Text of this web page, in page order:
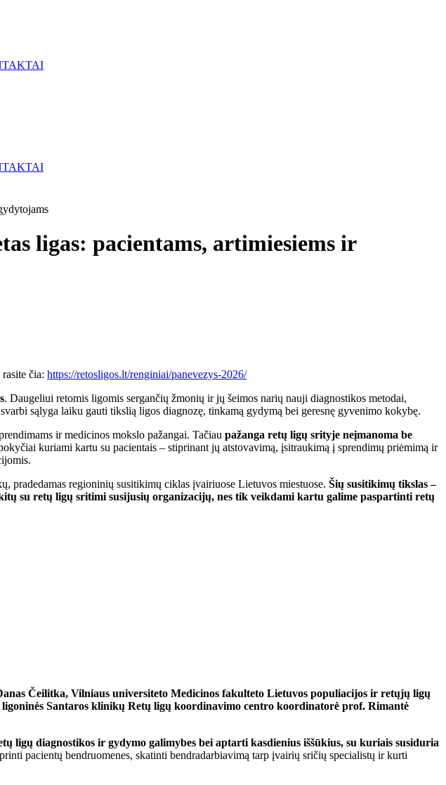
ligas: pacientams, artimiesiems ir
čia: https://retosligos.lt/renginiai/panevezys-2026/
. Daugeliui retomis ligomis sergančių žmonių ir jų šeimos narių nauji diagnostikos metodai,
sąlyga laiku gauti tikslią ligos diagnozę, tinkamą gydymą bei geresnę gyvenimo kokybę.
ir medicinos mokslo pažangai. Tačiau pažanga retų ligų srityje neįmanoma be
kuriami kartu su pacientais – stiprinant jų atstovavimą, įsitraukimą į sprendimų priėmimą ir
pradedamas regioninių susitikimų ciklas įvairiuose Lietuvos miestuose. Šių susitikimų tikslas –
su retų ligų sritimi susijusių organizacijų, nes tik veikdami kartu galime paspartinti retų
Čeilitka, Vilniaus universiteto Medicinos fakulteto Lietuvos populiacijos ir retųjų ligų
Santaros klinikų Retų ligų koordinavimo centro koordinatorė prof. Rimantė
ligų diagnostikos ir gydymo galimybes bei aptarti kasdienius iššūkius, su kuriais susiduria
pacientų bendruomenes, skatinti bendradarbiavimą tarp įvairių sričių specialistų ir kurti